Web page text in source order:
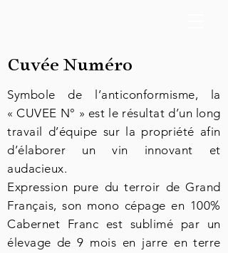
Cuvée Numéro
Symbole de l’anticonformisme, la
« CUVEE N° » est le résultat d’un long
travail d’équipe sur la propriété afin
d’élaborer un vin innovant et
audacieux.
Expression pure du terroir de Grand
Français, son mono cépage en 100%
Cabernet Franc est sublimé par un
élevage de 9 mois en jarre en terre